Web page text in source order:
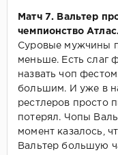
Матч 7. Вальтер
чемпионство
Суровые мужчины
меньше. Есть слаг
назвать чоп
большим. И уже в
рестлеров просто
потерял. Чопы
момент казалось,
Вальтер большую